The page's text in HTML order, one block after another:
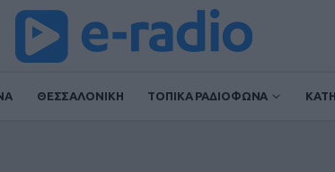
ΘΕΣΣΑΛΟΝΙΚΗ ΤΟΠΙΚΑ ΡΑΔΙΟΦΩΝΑ